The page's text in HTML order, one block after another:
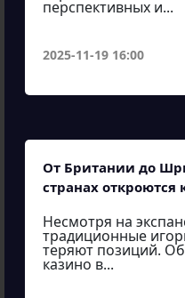
перспективных и...
2025-11-19 16:00
От Британии до
странах откроются
Несмотря на
традиционные
теряют позиций.
казино в...